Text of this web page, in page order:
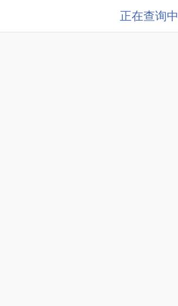
正在查询中